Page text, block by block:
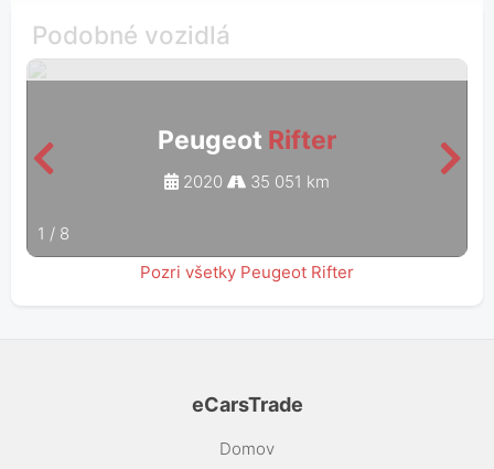
Podobné vozidlá
Peugeot Rifter
2020 35 051 km
1 / 8
Pozri všetky Peugeot Rifter
eCarsTrade
Domov